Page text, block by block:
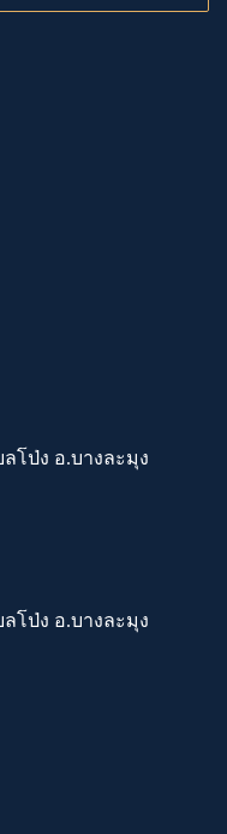
โป่ง อ.บางละมุง
โป่ง อ.บางละมุง